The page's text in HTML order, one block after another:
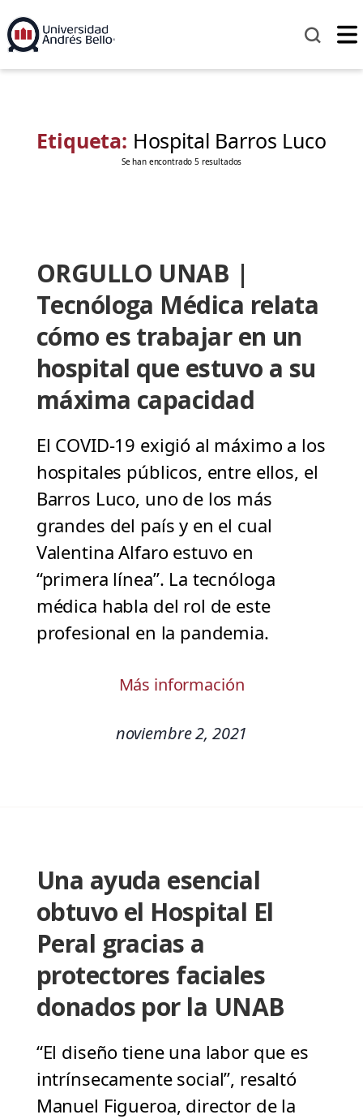
Etiqueta: Hospital Barros Luco
Se han encontrado 5 resultados
ORGULLO UNAB |
Tecnóloga Médica relata
cómo es trabajar en un
hospital que estuvo a su
máxima capacidad
El COVID-19 exigió al máximo a los
hospitales públicos, entre ellos, el
Barros Luco, uno de los más
grandes del país y en el cual
Valentina Alfaro estuvo en
“primera línea”. La tecnóloga
médica habla del rol de este
profesional en la pandemia.
Más información
noviembre 2, 2021
Una ayuda esencial
obtuvo el Hospital El
Peral gracias a
protectores faciales
donados por la UNAB
“El diseño tiene una labor que es
intrínsecamente social”, resaltó
Manuel Figueroa, director de la